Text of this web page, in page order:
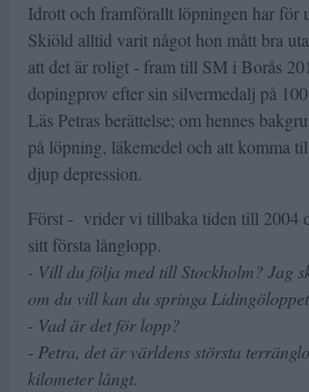
Idrott och framförallt löpningen har för
Skiöld alltid varit något hon mått bra
att det är roligt - fram till SM i Borås
dopingprov efter sin silvermedalj på
Läs Petras berättelse; om hennes
på löpning, läkemedel och att komma
djup depression.
Först - vrider vi tillbaka tiden till 2004
sitt första långlopp.
- Vill du följa med till Stockholm? Jag
om du vill kan du springa
- Vad är det för lopp?
- Petra, det är världens största
kilometer långt.